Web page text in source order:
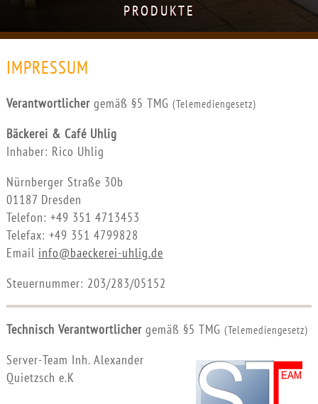
PRODUKTE
IMPRESSUM
Verantwortlichergemäß §5 TMG (Telemediengesetz)
Bäckerei & Café Uhlig
Inhaber: Rico Uhlig
Nürnberger Straße 30b
01187 Dresden
Telefon: +49 351 4713453
Telefax: +49 351 4799828
Email info@baeckerei-uhlig.de
Steuernummer: 203/283/05152
Technisch Verantwortlichergemäß §5 TMG (Telemediengesetz)
Server-Team Inh. Alexander
Quietzsch e.K